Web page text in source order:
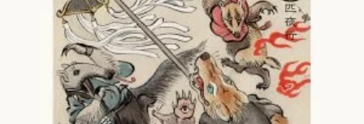
よかったらシェアしてね